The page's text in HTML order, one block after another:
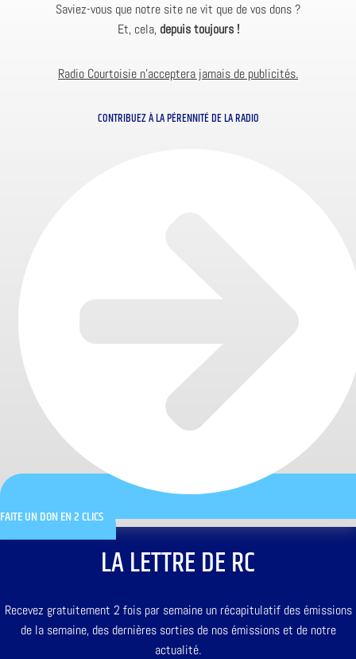
Saviez-vous que notre site ne vit que de vos dons ?
Et, cela, depuis toujours !
Radio Courtoisie n’acceptera jamais de publicités.
CONTRIBUEZ À LA PÉRENNITÉ DE LA RADIO
FAITE UN DON EN 2 CLICS
LA LETTRE DE RC
Recevez gratuitement 2 fois par semaine un récapitulatif des émissions
de la semaine, des dernières sorties de nos émissions et de notre
actualité.